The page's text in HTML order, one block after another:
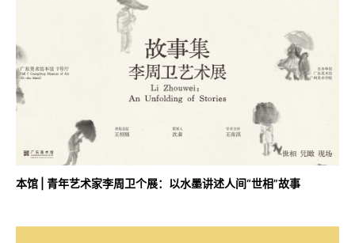
本馆 | 青年艺术家李周卫个展：以水墨讲述人间“世相”故事